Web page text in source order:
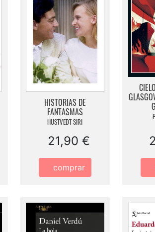
HISTORIAS DE
FANTASMAS
HUSTVEDT SIRI
21,90 €
comprar